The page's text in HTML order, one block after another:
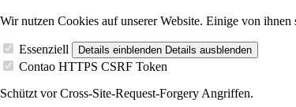
Wir nutzen Cookies auf unserer Website. Einige von
Essenziell Details einblenden Details ausblenden
Contao HTTPS CSRF Token
Schützt vor Cross-Site-Request-Forgery Angriffen.